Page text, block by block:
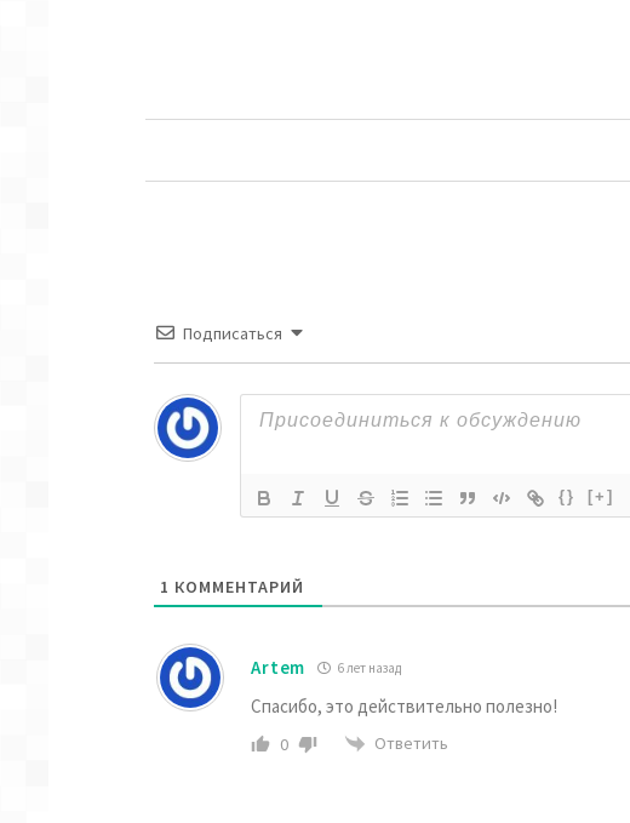
Подписаться
{} [+]
1 КОММЕНТАРИЙ
Artem 6 лет назад
Спасибо, это действительно полезно!
0 Ответить